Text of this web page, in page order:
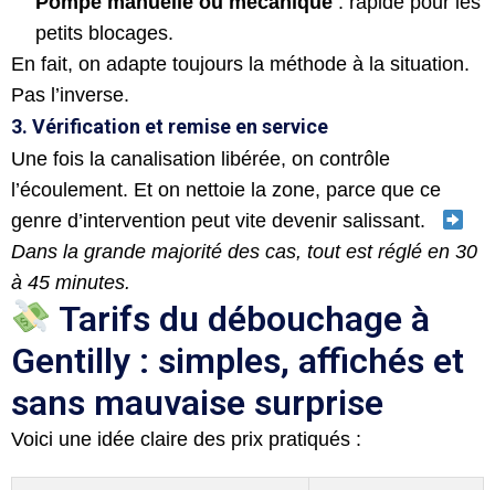
petits blocages.
En fait, on adapte toujours la méthode à la situation.
Pas l’inverse.
3. Vérification et remise en service
Une fois la canalisation libérée, on contrôle
l’écoulement. Et on nettoie la zone, parce que ce
genre d’intervention peut vite devenir salissant.
Dans la grande majorité des cas, tout est réglé en 30
à 45 minutes.
Tarifs du débouchage à
Gentilly : simples, affichés et
sans mauvaise surprise
Voici une idée claire des prix pratiqués :